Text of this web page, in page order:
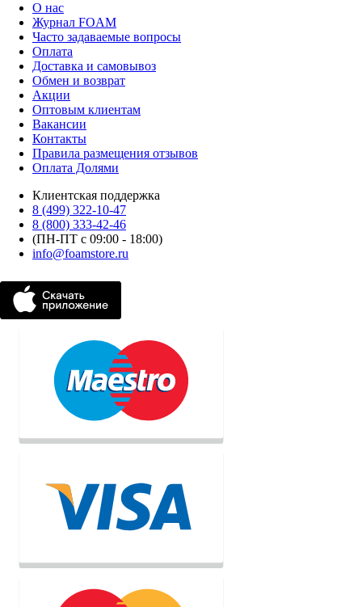
О нас
Журнал FOAM
Часто задаваемые вопросы
Оплата
Доставка и самовывоз
Обмен и возврат
Акции
Оптовым клиентам
Вакансии
Контакты
Правила размещения отзывов
Оплата Долями
Клиентская поддержка
8 (499) 322-10-47
8 (800) 333-42-46
(ПН-ПТ с 09:00 - 18:00)
info@foamstore.ru